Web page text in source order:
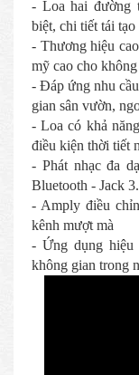
- Loa hai đường
biệt, chi tiết tái
- Thương hiệu
mỹ cao cho
- Đáp ứng nhu
gian sân vườn,
- Loa có khả
điều kiện thời tiết
- Phát nhạc đa
Bluetooth - Jack
- Amply điều
kênh mượt mà
- Ứng dụng hiệu
không gian trong